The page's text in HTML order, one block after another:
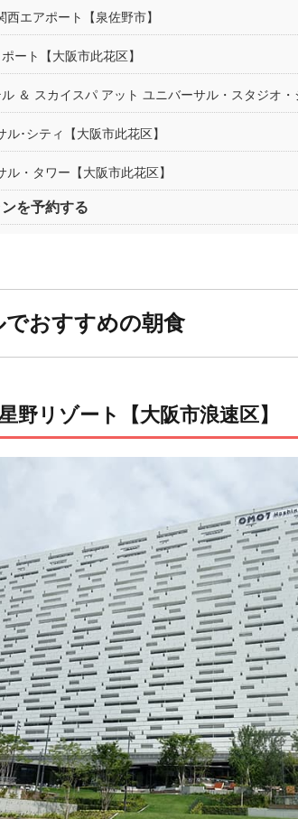
エアポート【泉佐野市】
ート【大阪市此花区】
＆ スカイスパ アット ユニバーサル・スタジオ・
･シティ【大阪市此花区】
・タワー【大阪市此花区】
を予約する
おすすめの朝食
野リゾート【大阪市浪速区】